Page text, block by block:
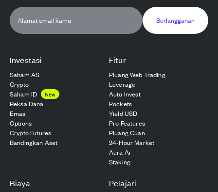
Investasi
Saham AS
Crypto
Saham ID
New
Reksa Dana
Emas
Options
Crypto Futures
Bandingkan Aset
Fitur
Pluang Web Trading
Leverage
Auto Invest
Pockets
Yield USD
Pro Features
Pluang Cuan
24-Hour Market
Aura Ai
Staking
Biaya Pelajari
Berlangganan